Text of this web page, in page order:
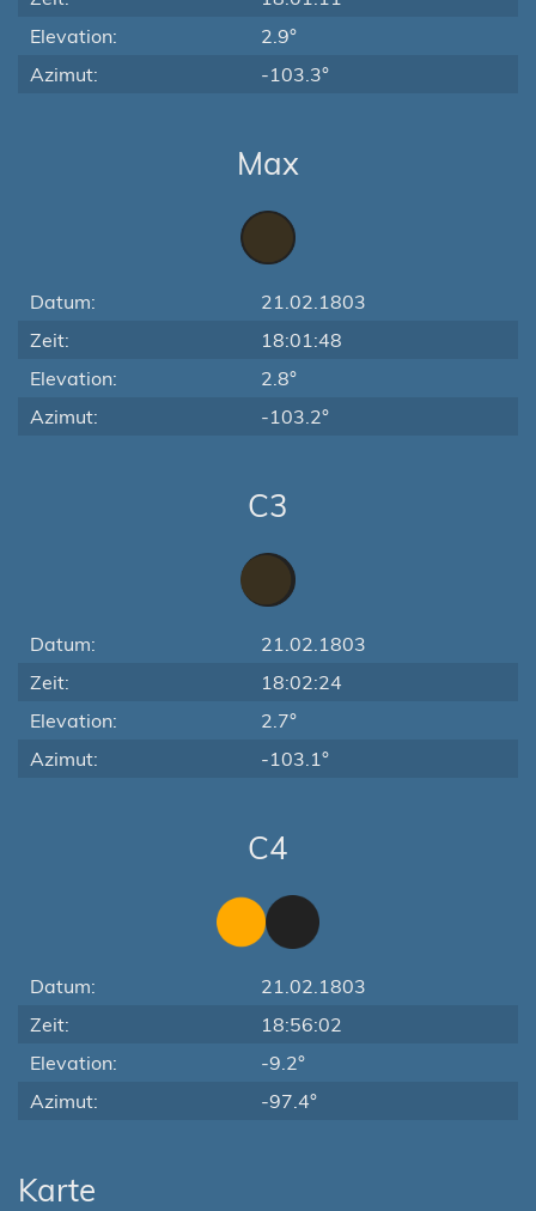
Elevation:
2.9°
Azimut:
-103.3°
Max
Datum:
21.02.1803
Zeit:
18:01:48
Elevation:
2.8°
Azimut:
-103.2°
C3
Datum:
21.02.1803
Zeit:
18:02:24
Elevation:
2.7°
Azimut:
-103.1°
C4
Datum:
21.02.1803
Zeit:
18:56:02
Elevation:
-9.2°
Azimut:
-97.4°
Karte